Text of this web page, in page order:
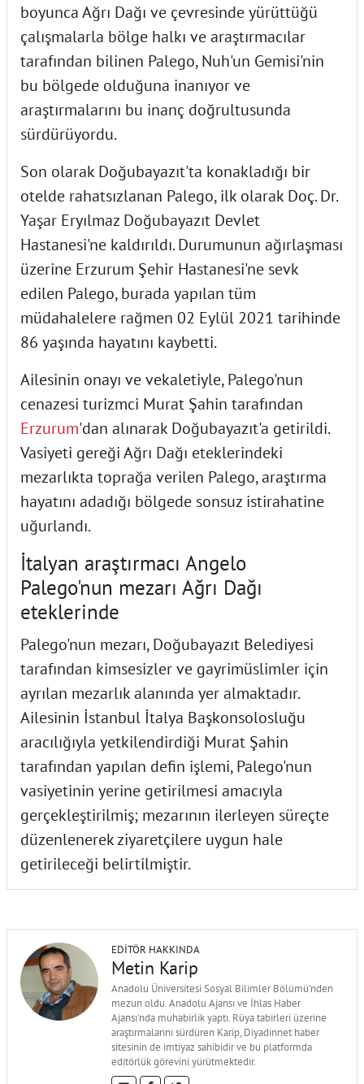
boyunca Ağrı Dağı ve çevresinde yürüttüğü
çalışmalarla bölge halkı ve araştırmacılar
tarafından bilinen Palego, Nuh'un Gemisi'nin
bu bölgede olduğuna inanıyor ve
araştırmalarını bu inanç doğrultusunda
sürdürüyordu.
Son olarak Doğubayazıt'ta konakladığı bir
otelde rahatsızlanan Palego, ilk olarak Doç. Dr.
Yaşar Eryılmaz Doğubayazıt Devlet
Hastanesi'ne kaldırıldı. Durumunun ağırlaşması
üzerine Erzurum Şehir Hastanesi'ne sevk
edilen Palego, burada yapılan tüm
müdahalelere rağmen 02 Eylül 2021 tarihinde
86 yaşında hayatını kaybetti.
Ailesinin onayı ve vekaletiyle, Palego'nun
cenazesi turizmci Murat Şahin tarafından
Erzurum'dan alınarak Doğubayazıt'a getirildi.
Vasiyeti gereği Ağrı Dağı eteklerindeki
mezarlıkta toprağa verilen Palego, araştırma
hayatını adadığı bölgede sonsuz istirahatine
uğurlandı.
İtalyan araştırmacı Angelo
Palego'nun mezarı Ağrı Dağı
eteklerinde
Palego'nun mezarı, Doğubayazıt Belediyesi
tarafından kimsesizler ve gayrimüslimler için
ayrılan mezarlık alanında yer almaktadır.
Ailesinin İstanbul İtalya Başkonsolosluğu
aracılığıyla yetkilendirdiği Murat Şahin
tarafından yapılan defin işlemi, Palego'nun
vasiyetinin yerine getirilmesi amacıyla
gerçekleştirilmiş; mezarının ilerleyen süreçte
düzenlenerek ziyaretçilere uygun hale
getirileceği belirtilmiştir.
EDITÖR HAKKINDA
Metin Karip
Anadolu Üniversitesi Sosyal Bilimler Bölümü'nden
mezun oldu. Anadolu Ajansı ve İhlas Haber
Ajansı'nda muhabirlik yaptı. Rüya tabirleri üzerine
araştırmalarını sürdüren Karip, Diyadinnet haber
sitesinin de imtiyaz sahibidir ve bu platformda
editörlük görevini yürütmektedir.